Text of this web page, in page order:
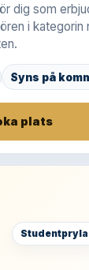
dig som
i kategorin
Syns på
plats